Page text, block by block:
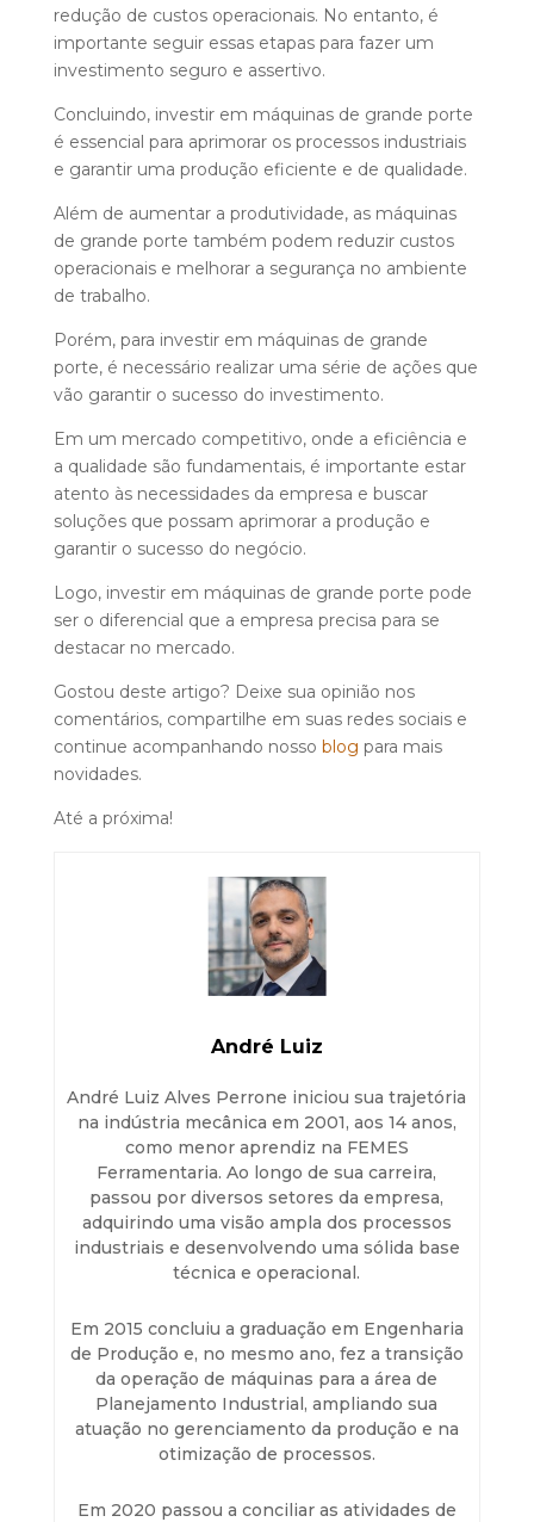
redução de custos operacionais. No entanto, é
importante seguir essas etapas para fazer um
investimento seguro e assertivo.
Concluindo, investir em máquinas de grande porte
é essencial para aprimorar os processos industriais
e garantir uma produção eficiente e de qualidade.
Além de aumentar a produtividade, as máquinas
de grande porte também podem reduzir custos
operacionais e melhorar a segurança no ambiente
de trabalho.
Porém, para investir em máquinas de grande
porte, é necessário realizar uma série de ações que
vão garantir o sucesso do investimento.
Em um mercado competitivo, onde a eficiência e
a qualidade são fundamentais, é importante estar
atento às necessidades da empresa e buscar
soluções que possam aprimorar a produção e
garantir o sucesso do negócio.
Logo, investir em máquinas de grande porte pode
ser o diferencial que a empresa precisa para se
destacar no mercado.
Gostou deste artigo? Deixe sua opinião nos
comentários, compartilhe em suas redes sociais e
continue acompanhando nosso blog para mais
novidades.
Até a próxima!
André Luiz
André Luiz Alves Perrone iniciou sua trajetória
na indústria mecânica em 2001, aos 14 anos,
como menor aprendiz na FEMES
Ferramentaria. Ao longo de sua carreira,
passou por diversos setores da empresa,
adquirindo uma visão ampla dos processos
industriais e desenvolvendo uma sólida base
técnica e operacional.
Em 2015 concluiu a graduação em Engenharia
de Produção e, no mesmo ano, fez a transição
da operação de máquinas para a área de
Planejamento Industrial, ampliando sua
atuação no gerenciamento da produção e na
otimização de processos.
Em 2020 passou a conciliar as atividades de